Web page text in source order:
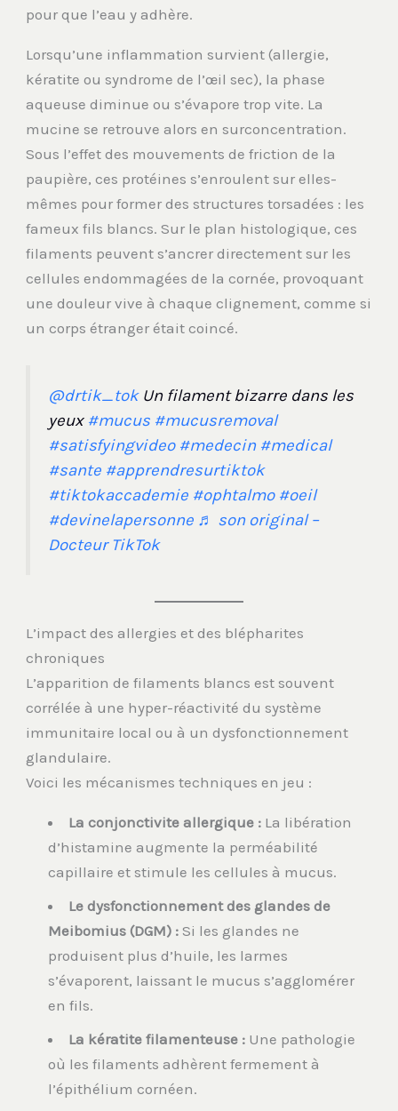
pour que l’eau y adhère.
Lorsqu’une inflammation survient (allergie,
kératite ou syndrome de l’œil sec), la phase
aqueuse diminue ou s’évapore trop vite. La
mucine se retrouve alors en surconcentration.
Sous l’effet des mouvements de friction de la
paupière, ces protéines s’enroulent sur elles-
mêmes pour former des structures torsadées : les
fameux fils blancs. Sur le plan histologique, ces
filaments peuvent s’ancrer directement sur les
cellules endommagées de la cornée, provoquant
une douleur vive à chaque clignement, comme si
un corps étranger était coincé.
@drtik_tokUn filament bizarre dans les
yeux #mucus #mucusremoval
#satisfyingvideo #medecin #medical
#sante #apprendresurtiktok
#tiktokaccademie #ophtalmo #oeil
#devinelapersonne ♬ son original –
Docteur TikTok
L’impact des allergies et des blépharites
chroniques
L’apparition de filaments blancs est souvent
corrélée à une hyper-réactivité du système
immunitaire local ou à un dysfonctionnement
glandulaire.
Voici les mécanismes techniques en jeu :
La conjonctivite allergique : La libération
d’histamine augmente la perméabilité
capillaire et stimule les cellules à mucus.
Le dysfonctionnement des glandes de
Meibomius (DGM) : Si les glandes ne
produisent plus d’huile, les larmes
s’évaporent, laissant le mucus s’agglomérer
en fils.
La kératite filamenteuse : Une pathologie
où les filaments adhèrent fermement à
l’épithélium cornéen.